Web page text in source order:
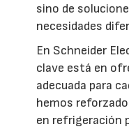
sino de
necesidades
En Schneider
clave está en
adecuada para
hemos
en refrigeración